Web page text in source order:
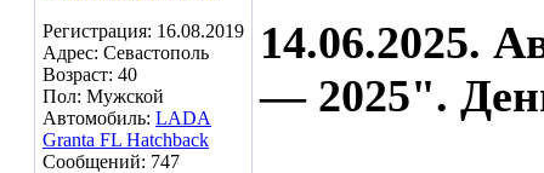
Регистрация: 16.08.2019
Адрес: Севастополь
Возраст: 40
Пол: Мужской
Автомобиль: LADA
Granta FL Hatchback
Сообщений: 747
14.06.2025.
— 2025".